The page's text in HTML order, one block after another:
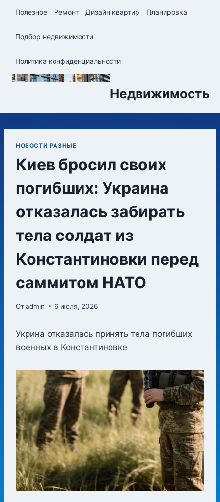
содержимому
Полезное Ремонт Дизайн квартир Планировка
Подбор недвижимости
Политика конфиденциальности
Недвижимость
НОВОСТИ РАЗНЫЕ
Киев бросил своих
погибших: Украина
отказалась забирать
тела солдат из
Константиновки перед
саммитом НАТО
Отadmin 6 июля, 2026
Укрина отказалась принять тела погибших
военных в Константиновке